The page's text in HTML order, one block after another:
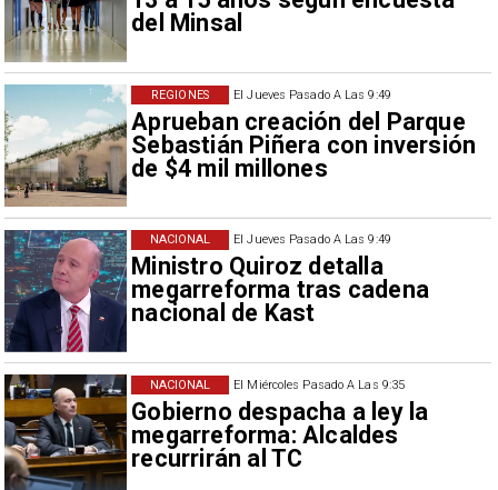
del Minsal
El Jueves Pasado A Las 9:49
Aprueban creación del Parque
Sebastián Piñera con inversión
de $4 mil millones
REGIONES
El Jueves Pasado A Las 9:49
Ministro Quiroz detalla
megarreforma tras cadena
nacional de Kast
NACIONAL
El Miércoles Pasado A Las 9:35
Gobierno despacha a ley la
megarreforma: Alcaldes
recurrirán al TC
NACIONAL